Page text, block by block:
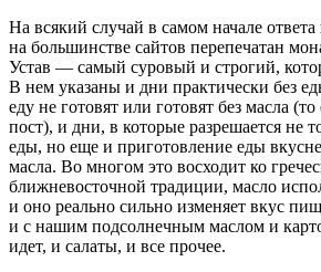
На всякий случай в самом начале
на большинстве сайтов перепечатан
Устав — самый суровый и строгий,
В нем указаны и дни практически без
еду не готовят или готовят без масла
пост), и дни, в которые разрешается не
еды, но еще и приготовление еды
масла. Во многом это восходит ко
ближневосточной традиции, масло
и оно реально сильно изменяет вкус
и с нашим подсолнечным маслом и
идет, и салаты, и все прочее.